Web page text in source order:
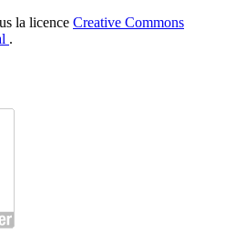
la licence Creative Commons
.